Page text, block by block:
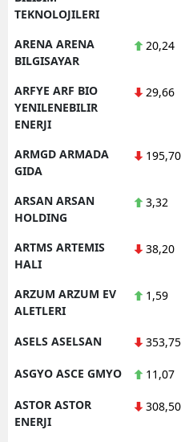
TEKNOLOJILERI
ARENA ARENA
BILGISAYAR
20,24
ARFYE ARF BIO
YENILENEBILIR
ENERJI
29,66
ARMGD ARMADA
GIDA
195,70
ARSAN ARSAN
HOLDING
3,32
ARTMS ARTEMIS
HALI
38,20
ARZUM ARZUM EV
ALETLERI
1,59
ASELS ASELSAN 353,75
ASGYO ASCE GMYO 11,07
ASTOR ASTOR
ENERJI
308,50